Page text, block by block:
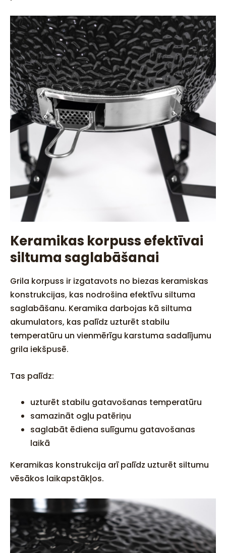
Keramikas korpuss efektīvai
siltuma saglabāšanai
Grila korpuss ir izgatavots no biezas keramiskas
konstrukcijas, kas nodrošina efektīvu siltuma
saglabāšanu. Keramika darbojas kā siltuma
akumulators, kas palīdz uzturēt stabilu
temperatūru un vienmērīgu karstuma sadalījumu
grila iekšpusē.
Tas palīdz:
uzturēt stabilu gatavošanas temperatūru
samazināt ogļu patēriņu
saglabāt ēdiena sulīgumu gatavošanas
laikā
Keramikas konstrukcija arī palīdz uzturēt siltumu
vēsākos laikapstākļos.